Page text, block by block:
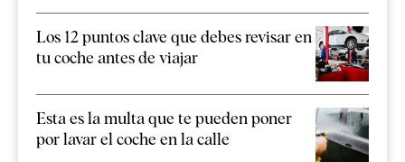
Los 12 puntos clave que debes revisar en
tu coche antes de viajar
Esta es la multa que te pueden poner
por lavar el coche en la calle